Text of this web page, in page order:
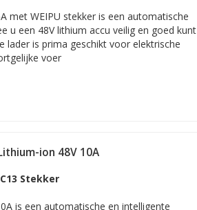
met WEIPU stekker is een automatische
u een 48V lithium accu veilig en goed kunt
lader is prima geschikt voor elektrische
voer
ion 48V 10A
Stekker
is een automatische en intelligente